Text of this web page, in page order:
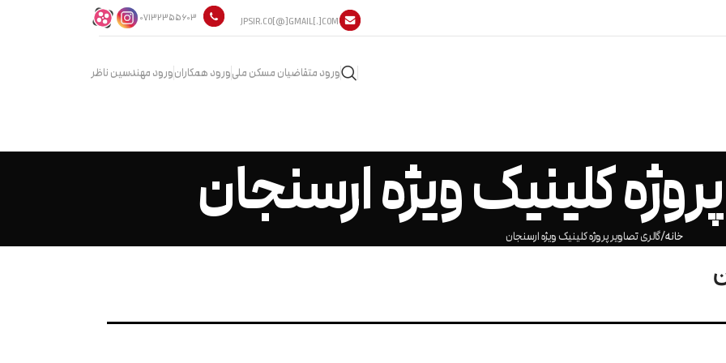
JPSIR.CO[@]GMAIL[.]COM
ورود متقاضیان مسکن ملیورود همکارانورود مهندسین ناظر
کلینیک ویژه ارسنجان
خانه گالری تصاویر پروژه کلینیک ویژه ارسنجان